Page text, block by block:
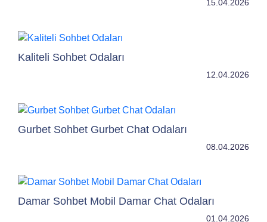
15.04.2026
Kaliteli Sohbet Odaları
12.04.2026
Gurbet Sohbet Gurbet Chat Odaları
08.04.2026
Damar Sohbet Mobil Damar Chat Odaları
01.04.2026